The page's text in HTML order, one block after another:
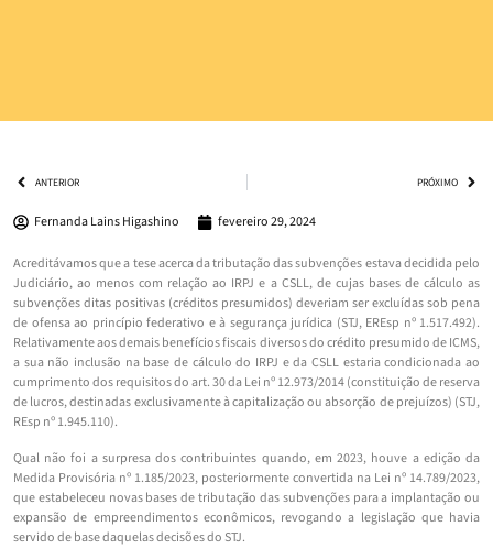
ANTERIOR PRÓXIMO
Fernanda Lains Higashino fevereiro 29, 2024
Acreditávamos que a tese acerca da tributação das subvenções estava decidida pelo
Judiciário, ao menos com relação ao IRPJ e a CSLL, de cujas bases de cálculo as
subvenções ditas positivas (créditos presumidos) deveriam ser excluídas sob pena
de ofensa ao princípio federativo e à segurança jurídica (STJ, EREsp nº 1.517.492).
Relativamente aos demais benefícios fiscais diversos do crédito presumido de ICMS,
a sua não inclusão na base de cálculo do IRPJ e da CSLL estaria condicionada ao
cumprimento dos requisitos do art. 30 da Lei nº 12.973/2014 (constituição de reserva
de lucros, destinadas exclusivamente à capitalização ou absorção de prejuízos) (STJ,
REsp nº 1.945.110).
Qual não foi a surpresa dos contribuintes quando, em 2023, houve a edição da
Medida Provisória nº 1.185/2023, posteriormente convertida na Lei nº 14.789/2023,
que estabeleceu novas bases de tributação das subvenções para a implantação ou
expansão de empreendimentos econômicos, revogando a legislação que havia
servido de base daquelas decisões do STJ.